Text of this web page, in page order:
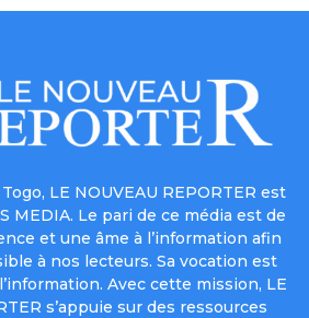
LE NOUVEAU REPORTER est
MEDIA. Le pari de ce média est de
et une âme à l’information afin
à nos lecteurs. Sa vocation est
Avec cette mission, LE
s’appuie sur des ressources